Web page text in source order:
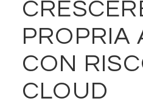
PROPRIA
CON
CLOUD